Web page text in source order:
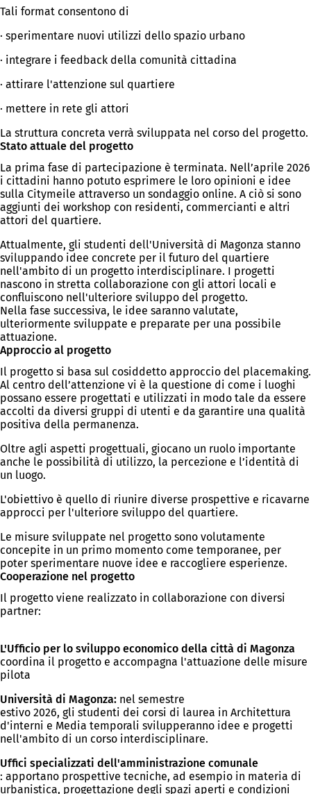
Tali format consentono di
· sperimentare nuovi utilizzi dello spazio urbano
· integrare i feedback della comunità cittadina
· attirare l'attenzione sul quartiere
· mettere in rete gli attori
La struttura concreta verrà sviluppata nel corso del progetto.
Stato attuale del progetto
La prima fase di partecipazione è terminata. Nell’aprile 2026
i cittadini hanno potuto esprimere le loro opinioni e idee
sulla Citymeile attraverso un sondaggio online. A ciò si sono
aggiunti dei workshop con residenti, commercianti e altri
attori del quartiere.
Attualmente, gli studenti dell'Università di Magonza stanno
sviluppando idee concrete per il futuro del quartiere
nell'ambito di un progetto interdisciplinare. I progetti
nascono in stretta collaborazione con gli attori locali e
confluiscono nell'ulteriore sviluppo del progetto.
Nella fase successiva, le idee saranno valutate,
ulteriormente sviluppate e preparate per una possibile
attuazione.
Approccio al progetto
Il progetto si basa sul cosiddetto approccio del placemaking.
Al centro dell’attenzione vi è la questione di come i luoghi
possano essere progettati e utilizzati in modo tale da essere
accolti da diversi gruppi di utenti e da garantire una qualità
positiva della permanenza.
Oltre agli aspetti progettuali, giocano un ruolo importante
anche le possibilità di utilizzo, la percezione e l’identità di
un luogo.
L'obiettivo è quello di riunire diverse prospettive e ricavarne
approcci per l'ulteriore sviluppo del quartiere.
Le misure sviluppate nel progetto sono volutamente
concepite in un primo momento come temporanee, per
poter sperimentare nuove idee e raccogliere esperienze.
Cooperazione nel progetto
Il progetto viene realizzato in collaborazione con diversi
partner:
L'Ufficio per lo sviluppo economico della città di Magonza
coordina il progetto e accompagna l'attuazione delle misure
pilota
Università di Magonza: nel semestre
estivo 2026, gli studenti dei corsi di laurea in Architettura
d'interni e Media temporali svilupperanno idee e progetti
nell'ambito di un corso interdisciplinare.
Uffici specializzati dell'amministrazione comunale
: apportano prospettive tecniche, ad esempio in materia di
urbanistica, progettazione degli spazi aperti e condizioni